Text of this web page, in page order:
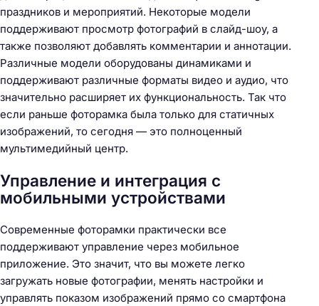
праздников и мероприятий. Некоторые модели
поддерживают просмотр фотографий в слайд-шоу, а
также позволяют добавлять комментарии и аннотации.
Различные модели оборудованы динамиками и
поддерживают различные форматы видео и аудио, что
значительно расширяет их функциональность. Так что
если раньше фоторамка была только для статичных
изображений, то сегодня — это полноценный
мультимедийный центр.
Управление и интеграция с
мобильными устройствами
Современные фоторамки практически все
поддерживают управление через мобильное
приложение. Это значит, что вы можете легко
загружать новые фотографии, менять настройки и
управлять показом изображений прямо со смартфона